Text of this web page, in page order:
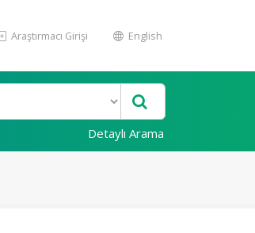
Araştırmacı Girişi English
Detaylı Arama